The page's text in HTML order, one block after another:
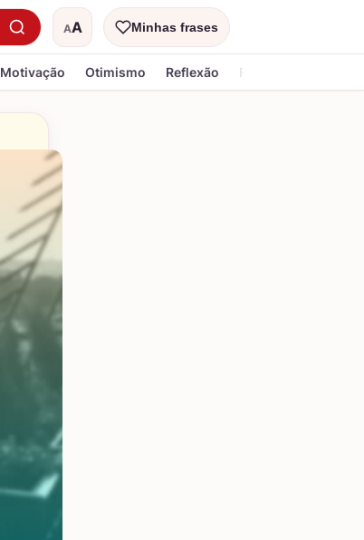
AA
Tamanho do textoMinhas frases
Motivação Otimismo Reflexão Religiosa